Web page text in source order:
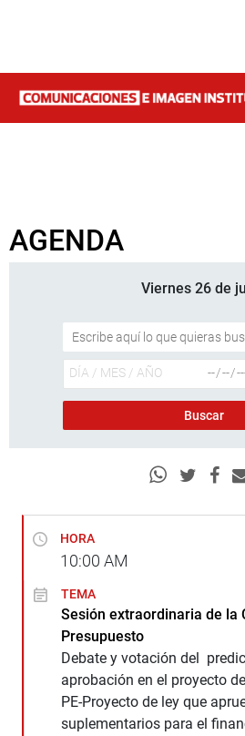
AGENDA
Viernes 26 de
HORA
10:00 AM
TEMA
Sesión extraordinaria de la
Presupuesto
Debate y votación del
aprobación en el proyecto
PE-Proyecto de ley que
suplementarios para el